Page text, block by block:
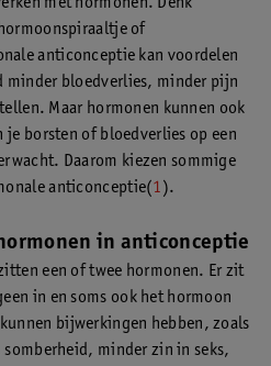
of
anticonceptie kan voordelen
minder bloedverlies, minder pijn
Maar hormonen kunnen ook
borsten of bloedverlies op een
Daarom kiezen sommige
anticonceptie(1).
in anticonceptie
een of twee hormonen. Er zit
in en soms ook het hormoon
bijwerkingen hebben, zoals
minder zin in seks,